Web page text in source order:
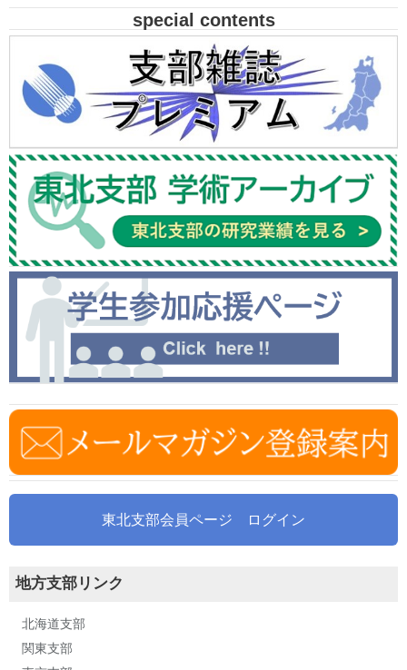
special contents
東北支部会員ページ ログイン
地方支部リンク
北海道支部
関東支部